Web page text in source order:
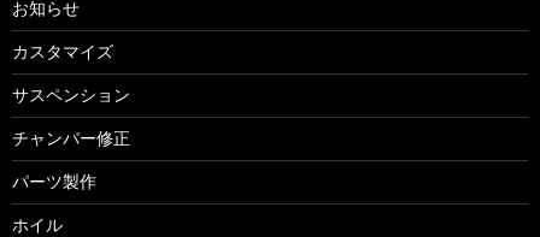
お知らせ
カスタマイズ
サスペンション
チャンバー修正
パーツ製作
ホイル